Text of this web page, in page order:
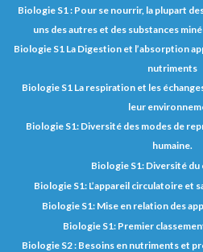
Biologie S1 : Pour se nourrir, la plupart
uns des autres et des substances
Biologie S1 La Digestion et l’absorption
nutriments
Biologie S1 La respiration et les
leur
Biologie S1: Diversité des modes de
humaine.
Biologie S1: Diversité du
Biologie S1: L’appareil circulatoire et
Biologie S1: Mise en relation des
Biologie S1: Premier
Biologie S2 : Besoins en nutriments et